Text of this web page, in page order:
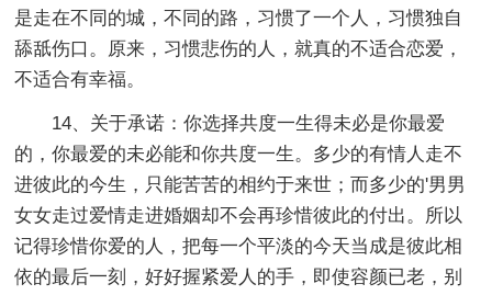
是走在不同的城，不同的路，习惯了一个人，习惯独自
舔舐伤口。原来，习惯悲伤的人，就真的不适合恋爱，
不适合有幸福。
14、关于承诺：你选择共度一生得未必是你最爱
的，你最爱的未必能和你共度一生。多少的有情人走不
进彼此的今生，只能苦苦的相约于来世；而多少的'男男
女女走过爱情走进婚姻却不会再珍惜彼此的付出。所以
记得珍惜你爱的人，把每一个平淡的今天当成是彼此相
依的最后一刻，好好握紧爱人的手，即使容颜已老，别